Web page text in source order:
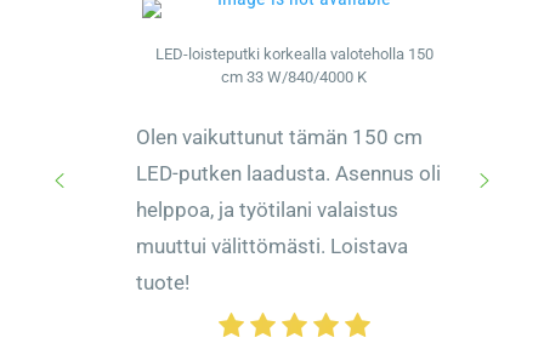
LED-loisteputki korkealla valoteholla 150
cm 33 W/840/4000 K
Olen vaikuttunut tämän 150 cm
LED-putken laadusta. Asennus oli
helppoa, ja työtilani valaistus
muuttui välittömästi. Loistava
tuote!